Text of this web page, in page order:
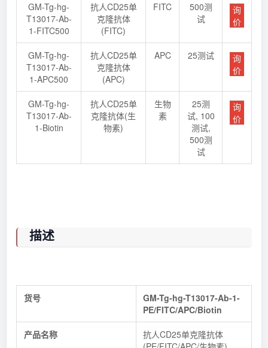
GM-Tg-hg-
T13017-Ab-
1-FITC500
抗人CD25单
克隆抗体
(FITC)
FITC
500测
试
询
价
GM-Tg-hg-
T13017-Ab-
1-APC500
抗人CD25单
克隆抗体
(APC)
APC 25测试
询
价
GM-Tg-hg-
T13017-Ab-
1-Biotin
抗人CD25单
克隆抗体(生
物素)
生物
素
25测
试, 100
测试,
500测
试
询
价
描述
货号
GM-Tg-hg-T13017-Ab-1-
PE/FITC/APC/Biotin
产品名称
抗人CD25单克隆抗体